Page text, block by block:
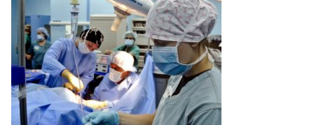
PRODUCTOS Y SERVICIOS